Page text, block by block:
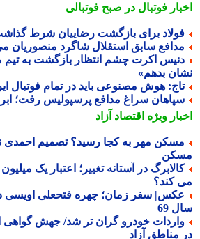
فوتبال در صبح فوتبالی
برای بازگشت رضاییان شرط گذاشت
سابق استقلال شاگرد منصوریان می
اکرت چشم انتظار بازگشت به تیم
بدهم»
هوش مصنوعی باید در تمام فوتبال
سراغ مدافع پرسپولیس رفت؛
ویژهاقتصاد آزاد
در آستانه تغییر؛ اعتبار یک میلیون
کند؟
69
خودرو گران تر شد/ جهش گواهی
مناطق آزاد